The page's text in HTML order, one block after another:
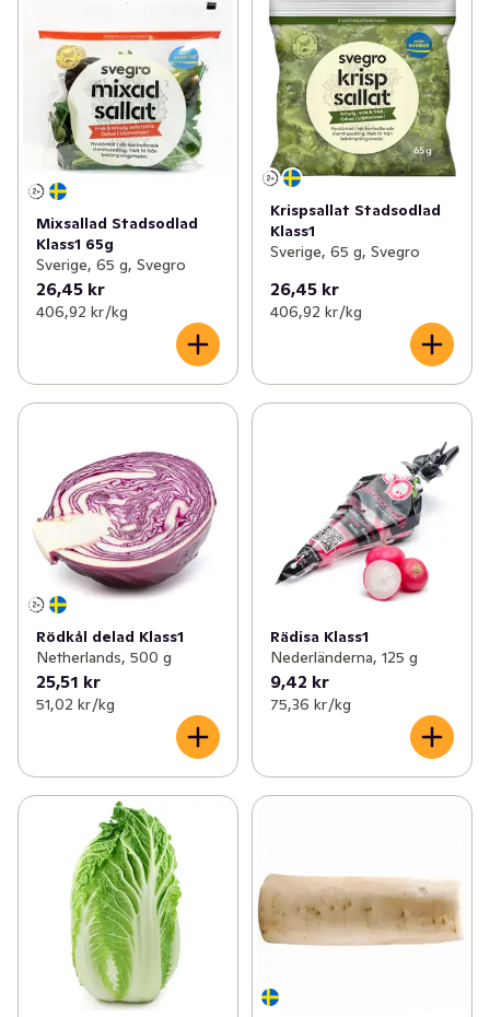
Mixsallad Stadsodlad
Klass1 65g
Sverige, 65 g, Svegro
26,45 kr
406,92 kr /kg
Krispsallat Stadsodlad
Klass1
Sverige, 65 g, Svegro
26,45 kr
406,92 kr /kg
Rödkål delad Klass1
Netherlands, 500 g
25,51 kr
51,02 kr /kg
Rädisa Klass1
Nederländerna, 125 g
9,42 kr
75,36 kr /kg